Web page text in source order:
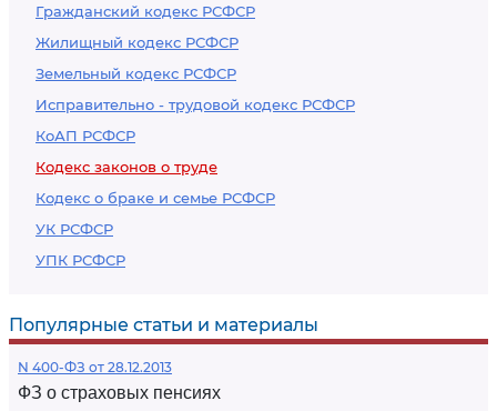
Гражданский кодекс РСФСР
Жилищный кодекс РСФСР
Земельный кодекс РСФСР
Исправительно - трудовой кодекс РСФСР
КоАП РСФСР
Кодекс законов о труде
Кодекс о браке и семье РСФСР
УК РСФСР
УПК РСФСР
Популярные статьи и материалы
N 400-ФЗ от 28.12.2013
ФЗ о страховых пенсиях